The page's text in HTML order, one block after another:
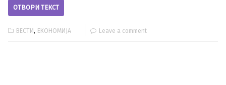
ОТВОРИ ТЕКСТ
ВЕСТИ, ЕКОНОМИЈА Leave a comment